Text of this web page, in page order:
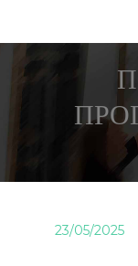
23/05/2025